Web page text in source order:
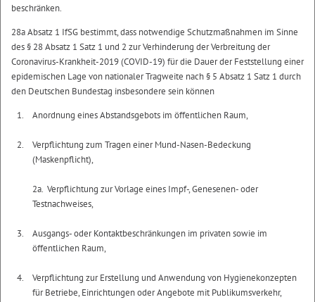
beschränken.
28a Absatz 1 IfSG bestimmt, dass notwendige Schutzmaßnahmen im Sinne
des § 28 Absatz 1 Satz 1 und 2 zur Verhinderung der Verbreitung der
Coronavirus-Krankheit-2019 (COVID-19) für die Dauer der Feststellung einer
epidemischen Lage von nationaler Tragweite nach § 5 Absatz 1 Satz 1 durch
den Deutschen Bundestag insbesondere sein können
Anordnung eines Abstandsgebots im öffentlichen Raum,
Verpflichtung zum Tragen einer Mund-Nasen-Bedeckung
(Maskenpflicht),
2a. Verpflichtung zur Vorlage eines Impf-, Genesenen- oder
Testnachweises,
Ausgangs- oder Kontaktbeschränkungen im privaten sowie im
öffentlichen Raum,
Verpflichtung zur Erstellung und Anwendung von Hygienekonzepten
für Betriebe, Einrichtungen oder Angebote mit Publikumsverkehr,